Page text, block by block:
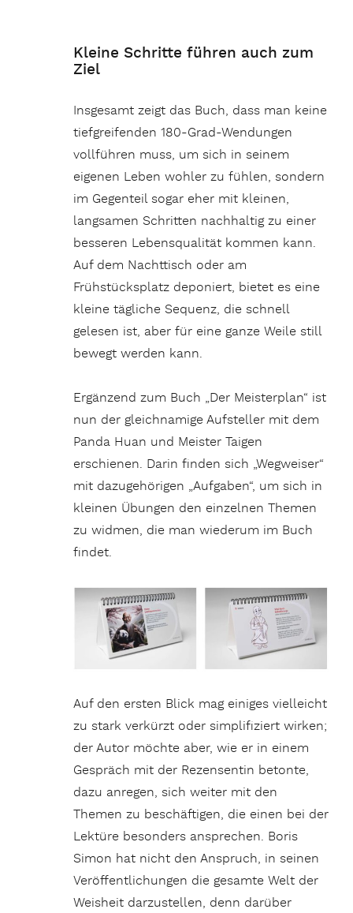
Kleine Schritte führen auch zum
Ziel
Insgesamt zeigt das Buch, dass man keine
tiefgreifenden 180-Grad-Wendungen
vollführen muss, um sich in seinem
eigenen Leben wohler zu fühlen, sondern
im Gegenteil sogar eher mit kleinen,
langsamen Schritten nachhaltig zu einer
besseren Lebensqualität kommen kann.
Auf dem Nachttisch oder am
Frühstücksplatz deponiert, bietet es eine
kleine tägliche Sequenz, die schnell
gelesen ist, aber für eine ganze Weile still
bewegt werden kann.
Ergänzend zum Buch „Der Meisterplan“ ist
nun der gleichnamige Aufsteller mit dem
Panda Huan und Meister Taigen
erschienen. Darin finden sich „Wegweiser“
mit dazugehörigen „Aufgaben“, um sich in
kleinen Übungen den einzelnen Themen
zu widmen, die man wiederum im Buch
findet.
Auf den ersten Blick mag einiges vielleicht
zu stark verkürzt oder simplifiziert wirken;
der Autor möchte aber, wie er in einem
Gespräch mit der Rezensentin betonte,
dazu anregen, sich weiter mit den
Themen zu beschäftigen, die einen bei der
Lektüre besonders ansprechen. Boris
Simon hat nicht den Anspruch, in seinen
Veröffentlichungen die gesamte Welt der
Weisheit darzustellen, denn darüber